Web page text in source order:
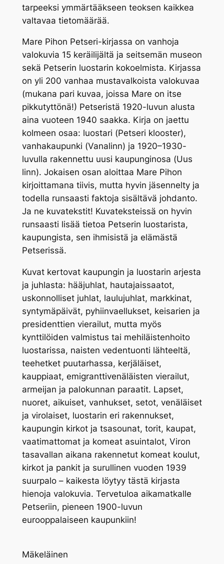
tarpeeksi ymmärtääkseen teoksen kaikkea
valtavaa tietomäärää.
Mare Pihon Petseri-kirjassa on vanhoja
valokuvia 15 keräilijältä ja seitsemän museon
sekä Petserin luostarin kokoelmista. Kirjassa
on yli 200 vanhaa mustavalkoista valokuvaa
(mukana pari kuvaa, joissa Mare on itse
pikkutyttönä!) Petseristä 1920-luvun alusta
aina vuoteen 1940 saakka. Kirja on jaettu
kolmeen osaa: luostari (Petseri klooster),
vanhakaupunki (Vanalinn) ja 1920–1930-
luvulla rakennettu uusi kaupunginosa (Uus
linn). Jokaisen osan aloittaa Mare Pihon
kirjoittamana tiivis, mutta hyvin jäsennelty ja
todella runsaasti faktoja sisältävä johdanto.
Ja ne kuvatekstit! Kuvateksteissä on hyvin
runsaasti lisää tietoa Petserin luostarista,
kaupungista, sen ihmisistä ja elämästä
Petserissä.
Kuvat kertovat kaupungin ja luostarin arjesta
ja juhlasta: hääjuhlat, hautajaissaatot,
uskonnolliset juhlat, laulujuhlat, markkinat,
syntymäpäivät, pyhiinvaellukset, keisarien ja
presidenttien vierailut, mutta myös
kynttilöiden valmistus tai mehiläistenhoito
luostarissa, naisten vedentuonti lähteeltä,
teehetket puutarhassa, kerjäläiset,
kauppiaat, emigranttivenäläisten vierailut,
armeijan ja palokunnan paraatit. Lapset,
nuoret, aikuiset, vanhukset, setot, venäläiset
ja virolaiset, luostarin eri rakennukset,
kaupungin kirkot ja tsasounat, torit, kaupat,
vaatimattomat ja komeat asuintalot, Viron
tasavallan aikana rakennetut komeat koulut,
kirkot ja pankit ja surullinen vuoden 1939
suurpalo – kaikesta löytyy tästä kirjasta
hienoja valokuvia. Tervetuloa aikamatkalle
Petseriin, pieneen 1900-luvun
eurooppalaiseen kaupunkiin!
Mäkeläinen